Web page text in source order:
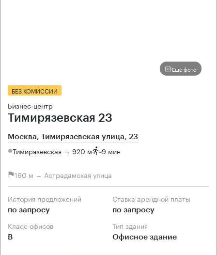
Еще фото
БЕЗ КОМИССИИ
Бизнес-центр
Тимирязевская 23
Москва, Тимирязевская улица, 23
Тимирязевская → 920 м ~9 мин
160 м → Астрадамская улица
История предложений
по запросу
Ставка арендной платы
по запросу
Класс офисов
B
Тип здания
Офисное здание